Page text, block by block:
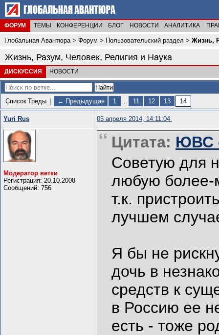
ФОРУМ ТЕМЫ КОНФЕРЕНЦИИ БЛОГ НОВОСТИ АНАЛИТИКА
Глобальная Авантюра> Форум > Пользовательский раздел > Жизнь,
Жизнь, Разум, Человек, Религия и Наука
ДИСКУССИЯ НОВОСТИ
Список Треды ← Предыдущая 1 ... 11 12 13 14
Yuri Rus 05 апреля 2014, 14:11:04
Модератор ветки
Регистрация: 20.10.2008
Сообщений: 756
Цитата: ЮВС
Советую для
любую более-
т.к.
лучшем
Я бы не
дочь в
средств к
в Россию ее
есть - тоже